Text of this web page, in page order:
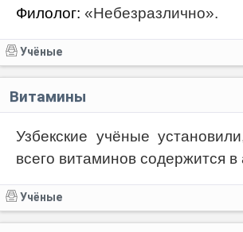
Филолог: «Небезразлично».
Учёные
Витамины
Узбекские учёные
всего витаминов содержится в
Учёные